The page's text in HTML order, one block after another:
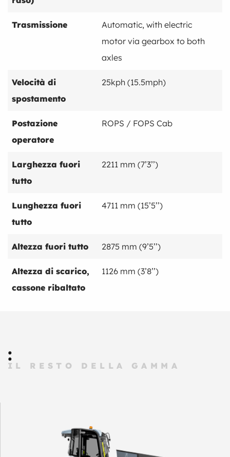
Trasmissione
Automatic, with electric
motor via gearbox to both
axles
Velocità di
spostamento
25kph (15.5mph)
Postazione
operatore
ROPS / FOPS Cab
Larghezza fuori
tutto
2211 mm (7’3’’)
Lunghezza fuori
tutto
4711 mm (15’5’’)
Altezza fuori tutto 2875 mm (9’5’’)
Altezza di scarico,
cassone ribaltato
1126 mm (3’8’’)
:
IL RESTO DELLA GAMMA